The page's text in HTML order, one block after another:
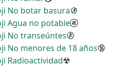
No botar basura🚯
Agua no potable🚱
No transeúntes🚷
No menores de 18 años🔞
Radioactividad☢